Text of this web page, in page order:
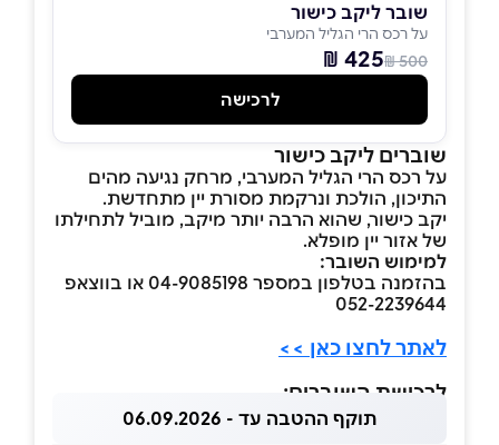
שובר ליקב כישור
על רכס הרי הגליל המערבי
500 ₪
425 ₪
לרכישה
שוברים ליקב כישור
על רכס הרי הגליל המערבי, מרחק נגיעה מהים
התיכון, הולכת ונרקמת מסורת יין מתחדשת.
יקב כישור, שהוא הרבה יותר מיקב, מוביל לתחילתו
של אזור יין מופלא.
למימוש השובר:
בהזמנה בטלפון במספר 04-9085198 או בווצאפ
052-2239644
לאתר לחצו כאן >>
לרכישת השוברים:
תוקף ההטבה עד - 06.09.2026